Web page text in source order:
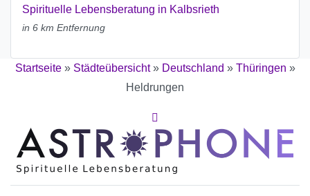
Spirituelle Lebensberatung in Kalbsrieth
in 6 km Entfernung
Startseite» Städteübersicht» Deutschland » Thüringen »
Heldrungen